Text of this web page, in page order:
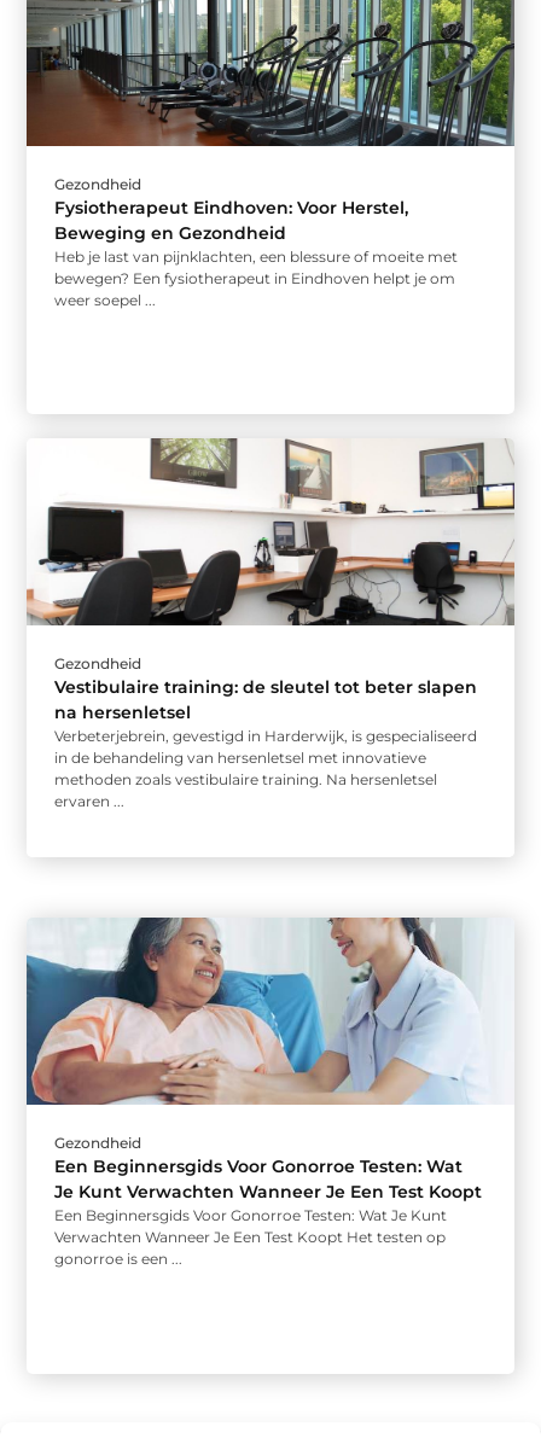
Gezondheid
Fysiotherapeut Eindhoven: Voor Herstel,
Beweging en Gezondheid
Heb je last van pijnklachten, een blessure of moeite met
bewegen? Een fysiotherapeut in Eindhoven helpt je om
weer soepel ...
Gezondheid
Vestibulaire training: de sleutel tot beter slapen
na hersenletsel
Verbeterjebrein, gevestigd in Harderwijk, is gespecialiseerd
in de behandeling van hersenletsel met innovatieve
methoden zoals vestibulaire training. Na hersenletsel
ervaren ...
Gezondheid
Een Beginnersgids Voor Gonorroe Testen: Wat
Je Kunt Verwachten Wanneer Je Een Test Koopt
Een Beginnersgids Voor Gonorroe Testen: Wat Je Kunt
Verwachten Wanneer Je Een Test Koopt Het testen op
gonorroe is een ...